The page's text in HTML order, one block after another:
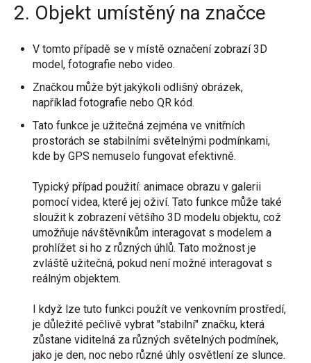
2. Objekt umístěný na značce
V tomto případě se v místě označení zobrazí 3D
model, fotografie nebo video.
Značkou může být jakýkoli odlišný obrázek,
například fotografie nebo QR kód.
Tato funkce je užitečná zejména ve vnitřních
prostorách se stabilními světelnými podmínkami,
kde by GPS nemuselo fungovat efektivně.
Typický případ použití: animace obrazu v galerii
pomocí videa, které jej oživí. Tato funkce může také
sloužit k zobrazení většího 3D modelu objektu, což
umožňuje návštěvníkům interagovat s modelem a
prohlížet si ho z různých úhlů. Tato možnost je
zvláště užitečná, pokud není možné interagovat s
reálným objektem.
I když lze tuto funkci použít ve venkovním prostředí,
je důležité pečlivě vybrat "stabilní" značku, která
zůstane viditelná za různých světelných podmínek,
jako je den, noc nebo různé úhly osvětlení ze slunce.